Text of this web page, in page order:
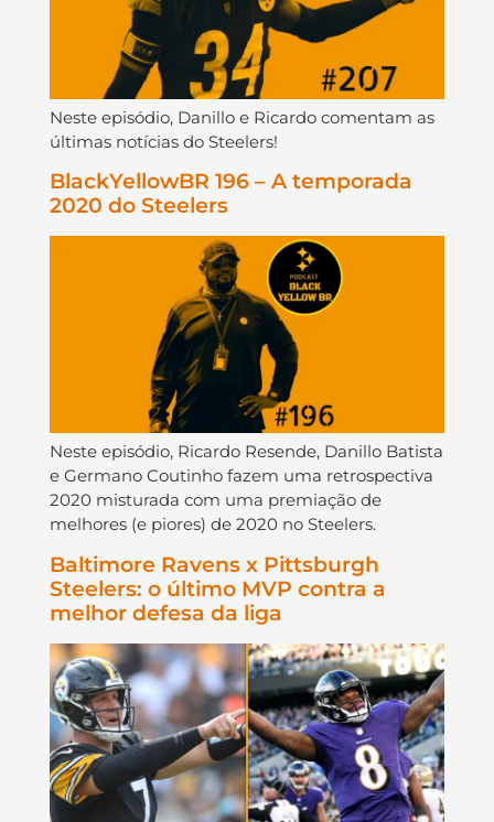
Neste episódio, Danillo e Ricardo comentam as
últimas notícias do Steelers!
BlackYellowBR 196 – A temporada
2020 do Steelers
Neste episódio, Ricardo Resende, Danillo Batista
e Germano Coutinho fazem uma retrospectiva
2020 misturada com uma premiação de
melhores (e piores) de 2020 no Steelers.
Baltimore Ravens x Pittsburgh
Steelers: o último MVP contra a
melhor defesa da liga